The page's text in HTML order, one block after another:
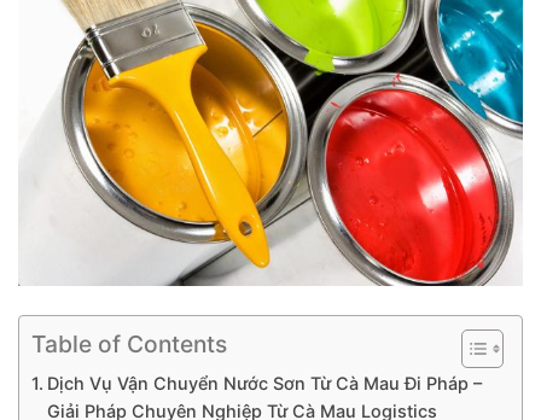
Table of Contents
Dịch Vụ Vận Chuyển Nước Sơn Từ Cà Mau Đi Pháp –
Giải Pháp Chuyên Nghiệp Từ Cà Mau Logistics